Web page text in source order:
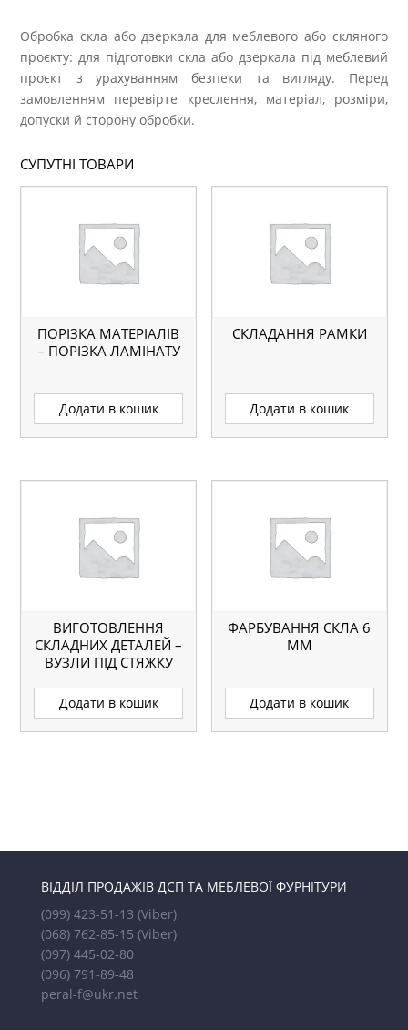
Обробка скла або дзеркала для меблевого або скляного
проєкту: для підготовки скла або дзеркала під меблевий
проєкт з урахуванням безпеки та вигляду. Перед
замовленням перевірте креслення, матеріал, розміри,
допуски й сторону обробки.
СУПУТНІ ТОВАРИ
ПОРІЗКА МАТЕРІАЛІВ
– ПОРІЗКА ЛАМІНАТУ
Додати в кошик
СКЛАДАННЯ РАМКИ
Додати в кошик
ВИГОТОВЛЕННЯ
СКЛАДНИХ ДЕТАЛЕЙ –
ВУЗЛИ ПІД СТЯЖКУ
Додати в кошик
ФАРБУВАННЯ СКЛА 6
ММ
Додати в кошик
ВІДДІЛ ПРОДАЖІВ ДСП ТА МЕБЛЕВОЇ ФУРНІТУРИ
(099) 423-51-13 (Viber)
(068) 762-85-15 (Viber)
(097) 445-02-80
(096) 791-89-48
peral-f@ukr.net